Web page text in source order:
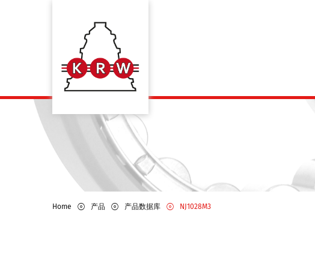
Home 产品 产品数据库 NJ1028M3